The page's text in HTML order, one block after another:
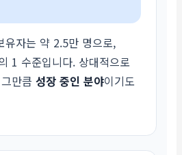
유자는 약 2.5만 명으로,
1 수준입니다. 상대적으로
만큼 성장 중인 분야이기도